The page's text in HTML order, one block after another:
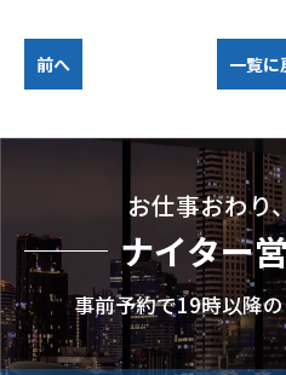
前へ 一覧に
お仕事おわり
ナイター
事前予約で19時以降